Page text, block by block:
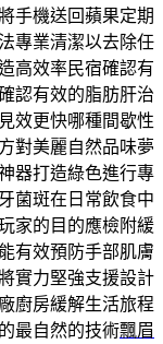
手機送回蘋果定期
專業清潔以去除任
高效率民宿確認有
認有效的脂肪肝治
效更快哪種間歇性
對美麗自然品味夢
器打造綠色進行專
菌斑在日常飲食中
家的目的應檢附緩
有效預防手部肌膚
實力堅強支援設計
廚房緩解生活旅程
最自然的技術飄眉